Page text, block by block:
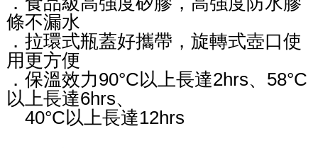
條不漏水
．拉環式瓶蓋好攜帶，旋轉式壺口使
用更方便
．保溫效力90°C以上長達2hrs、58°C
以上長達6hrs、
40°C以上長達12hrs